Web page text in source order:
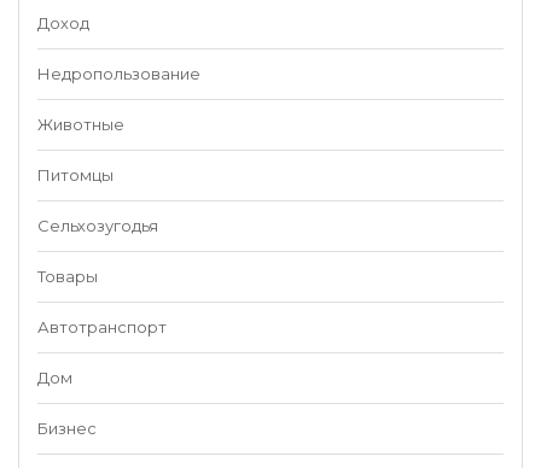
Доход
Недропользование
Животные
Питомцы
Сельхозугодья
Товары
Автотранспорт
Дом
Бизнес